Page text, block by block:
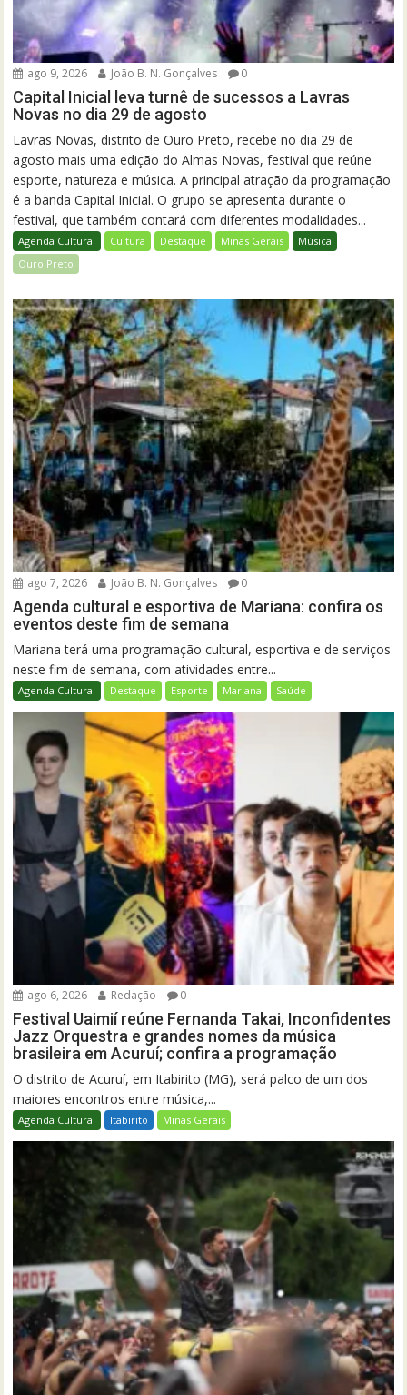
ago 9, 2026 João B. N. Gonçalves 0
Capital Inicial leva turnê de sucessos a Lavras
Novas no dia 29 de agosto
Lavras Novas, distrito de Ouro Preto, recebe no dia 29 de
agosto mais uma edição do Almas Novas, festival que reúne
esporte, natureza e música. A principal atração da programação
é a banda Capital Inicial. O grupo se apresenta durante o
festival, que também contará com diferentes modalidades...
Agenda Cultural Cultura Destaque Minas Gerais
Música
Ouro Preto
ago 7, 2026 João B. N. Gonçalves 0
Agenda cultural e esportiva de Mariana: confira os
eventos deste fim de semana
Mariana terá uma programação cultural, esportiva e de serviços
neste fim de semana, com atividades entre...
Agenda Cultural Destaque Esporte Mariana Saúde
ago 6, 2026 Redação 0
Festival Uaimií reúne Fernanda Takai, Inconfidentes
Jazz Orquestra e grandes nomes da música
brasileira em Acuruí; confira a programação
O distrito de Acuruí, em Itabirito (MG), será palco de um dos
maiores encontros entre música,...
Agenda Cultural Itabirito Minas Gerais